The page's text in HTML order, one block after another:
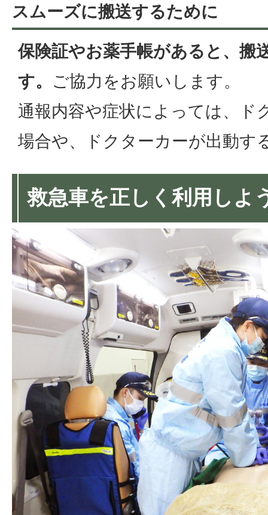
スムーズに搬送するために
保険証やお薬手帳があると、搬
す。 ご協力をお願いします。
通報内容や症状によっては、ド
場合や、ドクターカーが出動す
救急車を正しく利用しよ